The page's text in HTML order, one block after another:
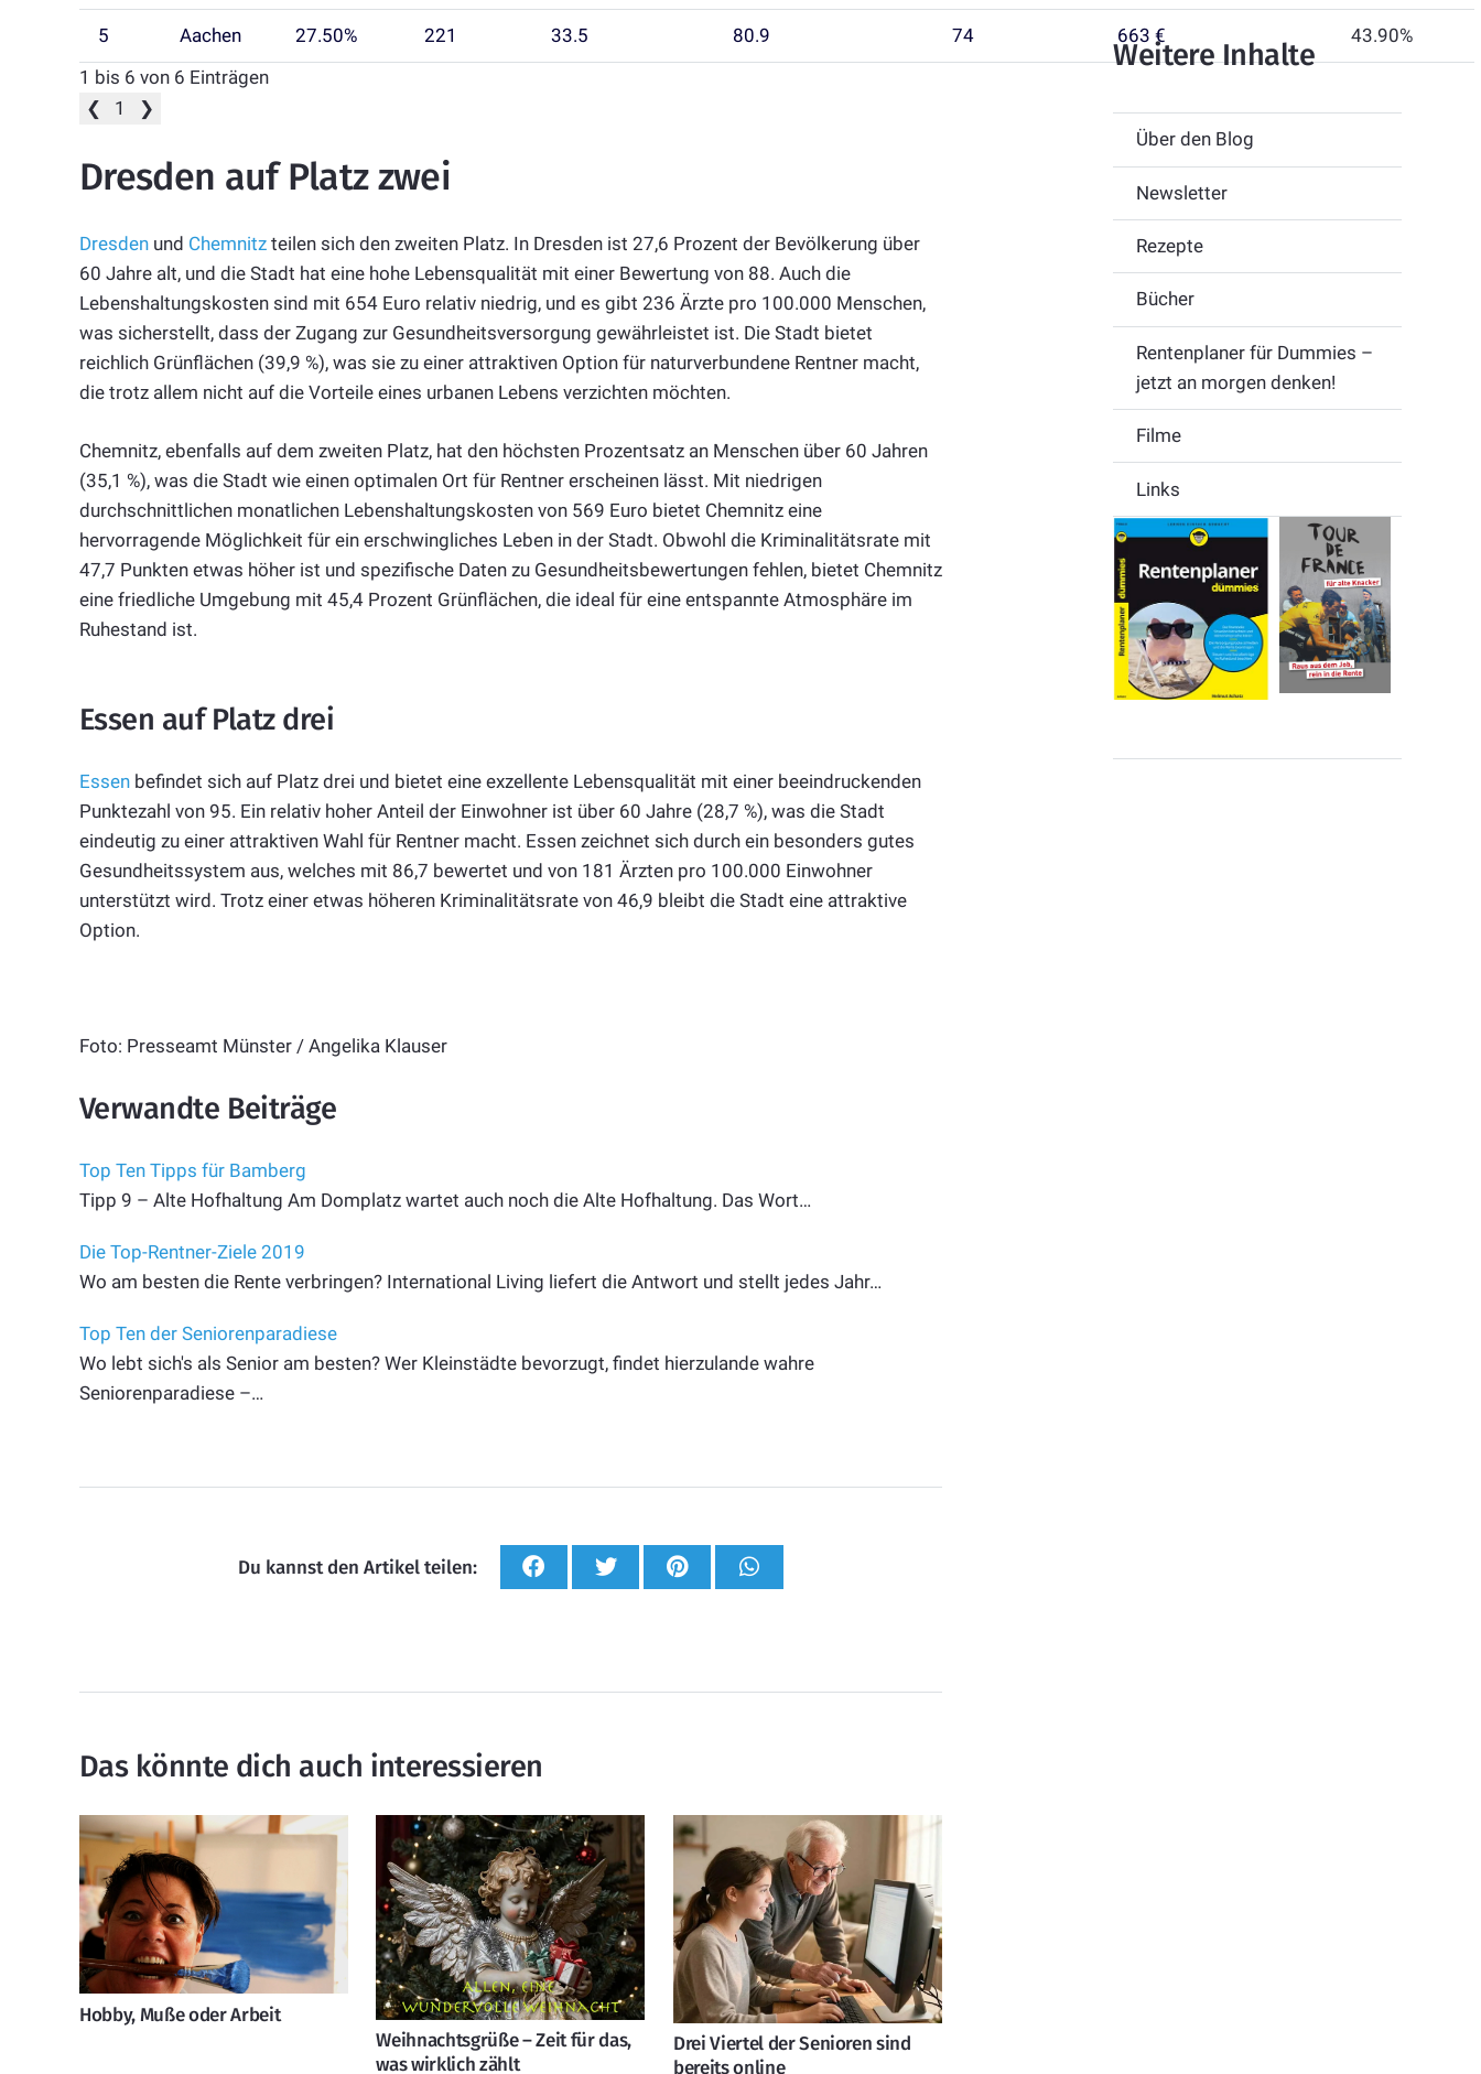
5 Aachen 27.50% 221 33.5 80.9 74 663 €
43.90%
1 bis 6 von 6 Einträgen
❮
1 ❯
Dresden auf Platz zwei
Dresden und Chemnitz teilen sich den zweiten Platz. In Dresden ist 27,6 Prozent der Bevölkerung über
60 Jahre alt, und die Stadt hat eine hohe Lebensqualität mit einer Bewertung von 88. Auch die
Lebenshaltungskosten sind mit 654 Euro relativ niedrig, und es gibt 236 Ärzte pro 100.000 Menschen,
was sicherstellt, dass der Zugang zur Gesundheitsversorgung gewährleistet ist. Die Stadt bietet
reichlich Grünflächen (39,9 %), was sie zu einer attraktiven Option für naturverbundene Rentner macht,
die trotz allem nicht auf die Vorteile eines urbanen Lebens verzichten möchten.
Chemnitz, ebenfalls auf dem zweiten Platz, hat den höchsten Prozentsatz an Menschen über 60 Jahren
(35,1 %), was die Stadt wie einen optimalen Ort für Rentner erscheinen lässt. Mit niedrigen
durchschnittlichen monatlichen Lebenshaltungskosten von 569 Euro bietet Chemnitz eine
hervorragende Möglichkeit für ein erschwingliches Leben in der Stadt. Obwohl die Kriminalitätsrate mit
47,7 Punkten etwas höher ist und spezifische Daten zu Gesundheitsbewertungen fehlen, bietet Chemnitz
eine friedliche Umgebung mit 45,4 Prozent Grünflächen, die ideal für eine entspannte Atmosphäre im
Ruhestand ist.
Essen auf Platz drei
Essen befindet sich auf Platz drei und bietet eine exzellente Lebensqualität mit einer beeindruckenden
Punktezahl von 95. Ein relativ hoher Anteil der Einwohner ist über 60 Jahre (28,7 %), was die Stadt
eindeutig zu einer attraktiven Wahl für Rentner macht. Essen zeichnet sich durch ein besonders gutes
Gesundheitssystem aus, welches mit 86,7 bewertet und von 181 Ärzten pro 100.000 Einwohner
unterstützt wird. Trotz einer etwas höheren Kriminalitätsrate von 46,9 bleibt die Stadt eine attraktive
Option.
Foto: Presseamt Münster / Angelika Klauser
Verwandte Beiträge
Top Ten Tipps für Bamberg
Tipp 9 – Alte Hofhaltung Am Domplatz wartet auch noch die Alte Hofhaltung. Das Wort…
Die Top-Rentner-Ziele 2019
Wo am besten die Rente verbringen? International Living liefert die Antwort und stellt jedes Jahr…
Top Ten der Seniorenparadiese
Wo lebt sich's als Senior am besten? Wer Kleinstädte bevorzugt, findet hierzulande wahre
Seniorenparadiese –…
Du kannst den Artikel teilen:
Das könnte dich auch interessieren
Hobby, Muße oder Arbeit
Weihnachtsgrüße – Zeit für das,
was wirklich zählt
Drei Viertel der Senioren sind
bereits online
Weitere Inhalte
Über den Blog
Newsletter
Rezepte
Bücher
Rentenplaner für Dummies –
jetzt an morgen denken!
Filme
Links